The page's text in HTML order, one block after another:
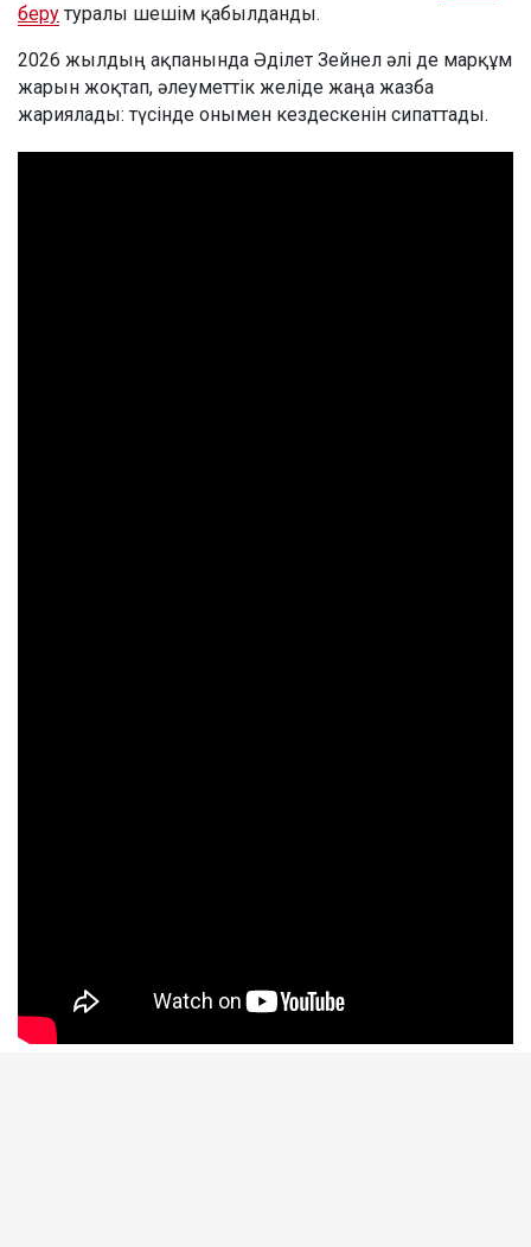
беру туралы шешім қабылданды.
2026 жылдың ақпанында Әділет Зейнел әлі де марқұм
жарын жоқтап, әлеуметтік желіде жаңа жазба
жариялады: түсінде онымен кездескенін сипаттады.